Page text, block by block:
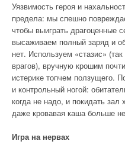
Уязвимость героя и
предела: мы спешно
чтобы выиграть драгоценные
высаживаем полный заряд и
нет. Используем «стазис»
врагов), вручную крошим
истерике топчем ползущего.
и контрольный ногой:
когда не надо, и покидать зал
даже кровавая каша больше
Игра на нервах